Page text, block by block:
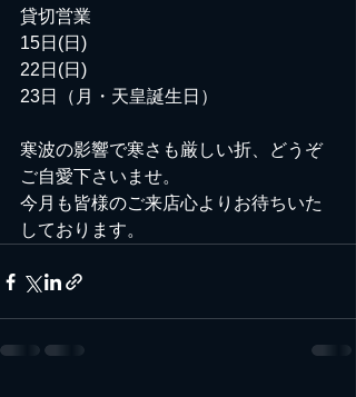
貸切営業
15日(日)
22日(日)
23日（月・天皇誕生日）
寒波の影響で寒さも厳しい折、どうぞ
ご自愛下さいませ。
今月も皆様のご来店心よりお待ちいた
しております。